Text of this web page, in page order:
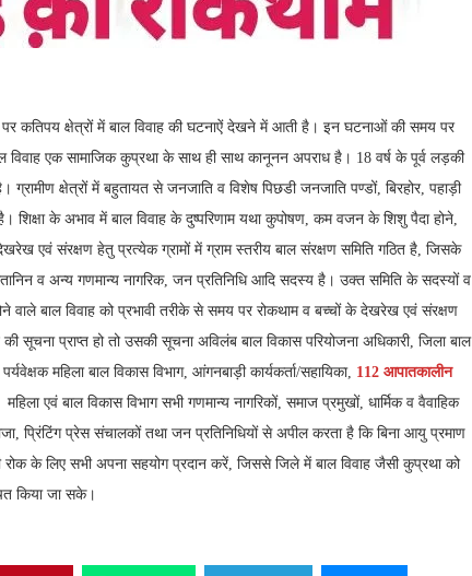
कतिपय क्षेत्रों में बाल विवाह की घटनाऐं देखने में आती है। इन घटनाओं की समय पर
विवाह एक सामाजिक कुप्रथा के साथ ही साथ कानूनन अपराध है। 18 वर्ष के पूर्व लड़की
क्षेत्रों में बहुतायत से जनजाति व विशेष पिछडी जनजाति पण्डों, बिरहोर, पहाड़ी
शिक्षा के अभाव में बाल विवाह के दुष्परिणाम यथा कुपोषण, कम वजन के शिशु पैदा होने,
एवं संरक्षण हेतु प्रत्येक ग्रामों में ग्राम स्तरीय बाल संरक्षण समिति गठित है, जिसके
व अन्य गणमान्य नागरिक, जन प्रतिनिधि आदि सदस्य है। उक्त समिति के सदस्यों व
वाले बाल विवाह को प्रभावी तरीके से समय पर रोकथाम व बच्चों के देखरेख एवं संरक्षण
सूचना प्राप्त हो तो उसकी सूचना अविलंब बाल विकास परियोजना अधिकारी, जिला बाल
महिला बाल विकास विभाग, आंगनबाड़ी कार्यकर्ता/सहायिका, 112 आपातकालीन
एवं बाल विकास विभाग सभी गणमान्य नागरिकों, समाज प्रमुखों, धार्मिक व वैवाहिक
प्रिंटिंग प्रेस संचालकों तथा जन प्रतिनिधियों से अपील करता है कि बिना आयु प्रमाण
रोक के लिए सभी अपना सहयोग प्रदान करें, जिससे जिले में बाल विवाह जैसी कुप्रथा को
किया जा सके।